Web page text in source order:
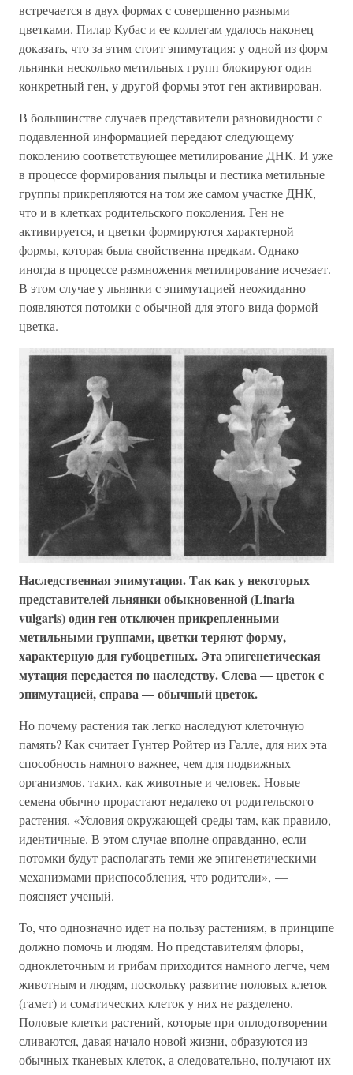
встречается в двух формах с совершенно разными
цветками. Пилар Кубас и ее коллегам удалось наконец
доказать, что за этим стоит эпимутация: у одной из форм
льнянки несколько метильных групп блокируют один
конкретный ген, у другой формы этот ген активирован.
В большинстве случаев представители разновидности с
подавленной информацией передают следующему
поколению соответствующее метилирование ДНК. И уже
в процессе формирования пыльцы и пестика метильные
группы прикрепляются на том же самом участке ДНК,
что и в клетках родительского поколения. Ген не
активируется, и цветки формируются характерной
формы, которая была свойственна предкам. Однако
иногда в процессе размножения метилирование исчезает.
В этом случае у льнянки с эпимутацией неожиданно
появляются потомки с обычной для этого вида формой
цветка.
Наследственная эпимутация. Так как у некоторых
представителей льнянки обыкновенной (Linaria
vulgaris) один ген отключен прикрепленными
метильными группами, цветки теряют форму,
характерную для губоцветных. Эта эпигенетическая
мутация передается по наследству. Слева — цветок с
эпимутацией, справа — обычный цветок.
Но почему растения так легко наследуют клеточную
память? Как считает Гунтер Ройтер из Галле, для них эта
способность намного важнее, чем для подвижных
организмов, таких, как животные и человек. Новые
семена обычно прорастают недалеко от родительского
растения. «Условия окружающей среды там, как правило,
идентичные. В этом случае вполне оправданно, если
потомки будут располагать теми же эпигенетическими
механизмами приспособления, что родители», —
поясняет ученый.
То, что однозначно идет на пользу растениям, в принципе
должно помочь и людям. Но представителям флоры,
одноклеточным и грибам приходится намного легче, чем
животным и людям, поскольку развитие половых клеток
(гамет) и соматических клеток у них не разделено.
Половые клетки растений, которые при оплодотворении
сливаются, давая начало новой жизни, образуются из
обычных тканевых клеток, а следовательно, получают их